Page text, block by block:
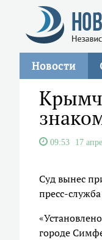
Новости
09:53 17
Суд вынес
пресс-
городе